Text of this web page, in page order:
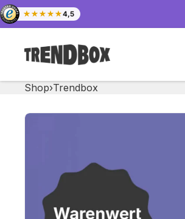
Zum Inhalt springen
★★★★★4,5
Shop›Trendbox